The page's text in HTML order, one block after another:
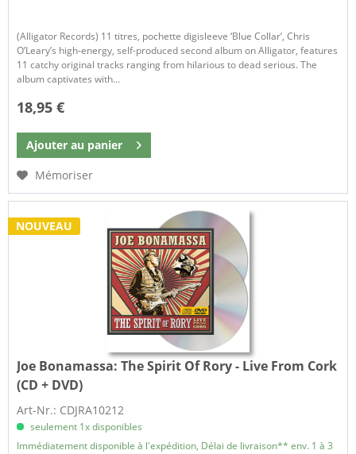
(Alligator Records) 11 titres, pochette digisleeve ‘Blue Collar’, Chris
O’Leary’s high-energy, self-produced second album on Alligator, features
11 catchy original tracks ranging from hilarious to dead serious. The
album captivates with...
18,95 €
Ajouter au panier
Mémoriser
NOUVEAU
Joe Bonamassa:The Spirit Of Rory - Live From Cork
(CD + DVD)
Art-Nr.: CDJRA10212
seulement 1x disponibles
Immédiatement disponible à l'expédition, Délai de livraison** env. 1 à 3